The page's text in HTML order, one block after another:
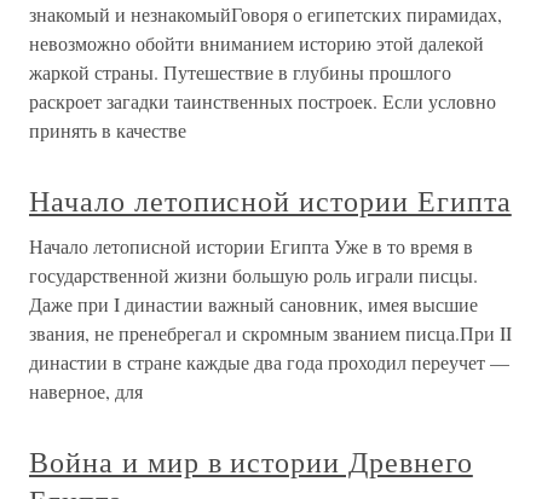
знакомый и незнакомыйГоворя о египетских пирамидах,
невозможно обойти вниманием историю этой далекой
жаркой страны. Путешествие в глубины прошлого
раскроет загадки таинственных построек. Если условно
принять в качестве
Начало летописной истории Египта
Начало летописной истории Египта Уже в то время в
государственной жизни большую роль играли писцы.
Даже при I династии важный сановник, имея высшие
звания, не пренебрегал и скромным званием писца.При II
династии в стране каждые два года проходил переучет —
наверное, для
Война и мир в истории Древнего